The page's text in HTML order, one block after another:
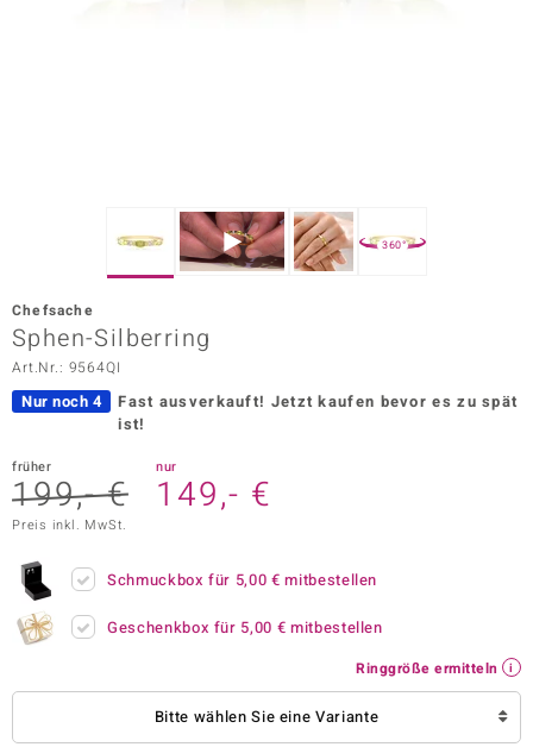
Vogue
360°
Chefsache
Sphen-Silberring
Art.Nr.: 9564QI
Nur noch 4 Fast ausverkauft! Jetzt kaufen bevor es zu spät
ist!
früher
199,- €
nur
149,- €
Preis inkl. MwSt.
Schmuckbox für 5,00 € mitbestellen
Geschenkbox für 5,00 € mitbestellen
Ringgröße ermitteln
Bitte wählen Sie eine Variante